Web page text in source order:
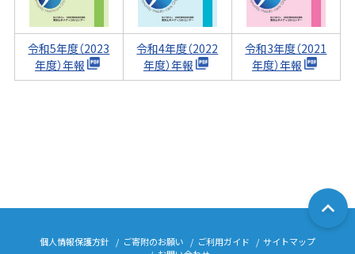
令和5年度（2023
年度）年報
令和4年度（2022
年度）年報
令和3年度（2021
年度）年報
個人情報保護方針 ご寄附のお願い ご利用ガイド
サイトマップ